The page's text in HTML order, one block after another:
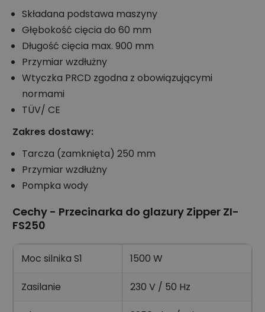
Składana podstawa maszyny
Głębokość cięcia do 60 mm
Długość cięcia max. 900 mm
Przymiar wzdłużny
Wtyczka PRCD zgodna z obowiązującymi
normami
TÜV/ CE
Zakres dostawy:
Tarcza (zamknięta) 250 mm
Przymiar wzdłużny
Pompka wody
Cechy - Przecinarka do glazury Zipper ZI-
FS250
Moc silnika S1 1500 W
Zasilanie 230 V / 50 Hz